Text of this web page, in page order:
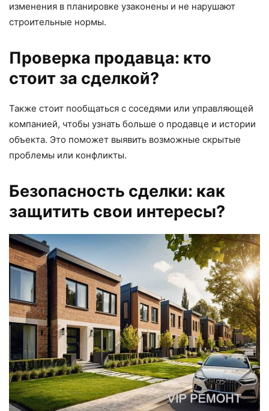
изменения в планировке узаконены и не нарушают
строительные нормы.
Проверка продавца: кто
стоит за сделкой?
Также стоит пообщаться с соседями или управляющей
компанией, чтобы узнать больше о продавце и истории
объекта. Это поможет выявить возможные скрытые
проблемы или конфликты.
Безопасность сделки: как
защитить свои интересы?